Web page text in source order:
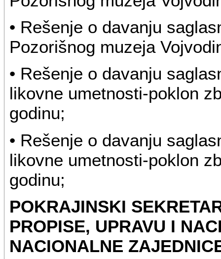
• Rešenje o davanju
Pozorišnog muzeja
• Rešenje o davanju
likovne umetnosti-poklon
godinu;
• Rešenje o davanju
likovne umetnosti-poklon
godinu;
POKRAJINSKI
PROPISE, UPRAVU I
NACIONALNE